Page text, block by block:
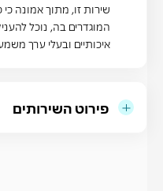
שירות זו, מתוך אמונה
המוגדרים בה, נוכל
איכותיים ובעלי ערך
פירוט השירותים